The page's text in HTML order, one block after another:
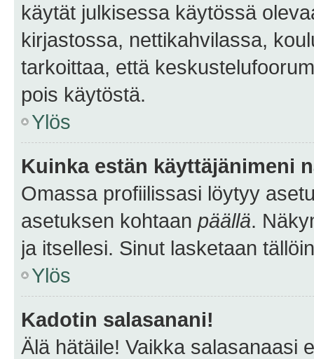
käytät julkisessa käytössä
kirjastossa, nettikahvilassa,
tarkoittaa, että
pois käytöstä.
Ylös
Kuinka estän käyttäjänimeni
Omassa profiilissasi löytyy
asetuksen kohtaan päällä.
ja itsellesi. Sinut lasketaan
Ylös
Kadotin salasanani!
Älä hätäile! Vaikka salasanaasi